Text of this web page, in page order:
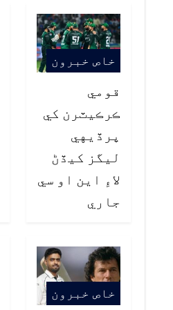
خاص خبرون
قومي
ڪرڪيٽرن کي
پرڏيهي
ليگز کيڏڻ
لاءِ اين او سي
جاري
خاص خبرون